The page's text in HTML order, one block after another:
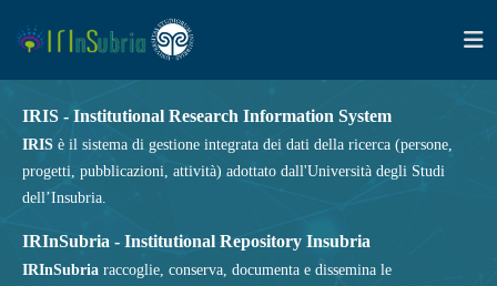
IRIS - Institutional Research Information System
IRIS è il sistema di gestione integrata dei dati della ricerca (persone,
progetti, pubblicazioni, attività) adottato dall'Università degli Studi
dell’Insubria.
IRInSubria - Institutional Repository Insubria
IRInSubria raccoglie, conserva, documenta e dissemina le